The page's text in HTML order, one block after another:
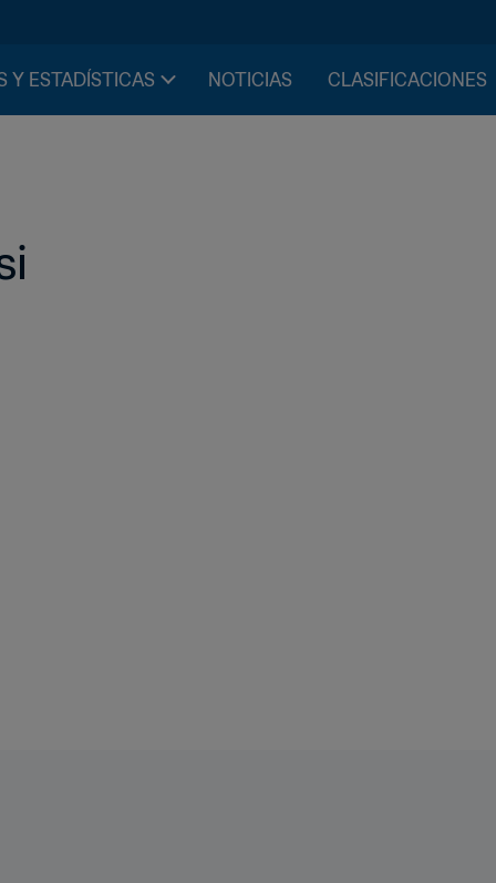
Y ESTADÍSTICAS NOTICIAS CLASIFICACIONES